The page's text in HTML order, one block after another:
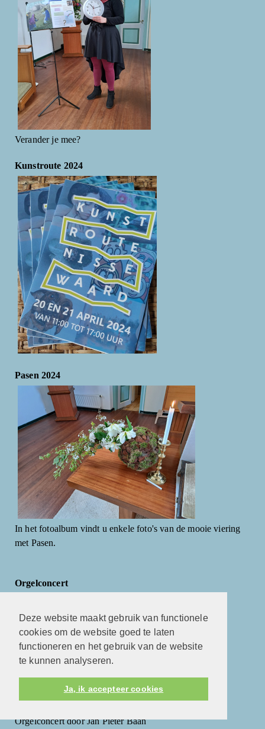
Deze website maakt gebruik van functionele
cookies om de website goed te laten
functioneren en het gebruik van de website
te kunnen analyseren.
Ja, ik accepteer cookies
Verander je mee?
Kunstroute 2024
Pasen 2024
In het fotoalbum vindt u enkele foto's van de mooie viering
met Pasen.
Orgelconcert
Orgelconcert door Jan Pieter Baan